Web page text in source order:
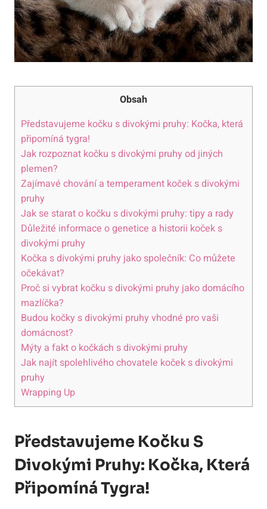
Obsah
Představujeme kočku s divokými pruhy: Kočka, která
připomíná tygra!
Jak rozpoznat kočku s divokými pruhy od jiných
plemen?
Zajímavé chování a temperament koček s divokými
pruhy
Jak se starat o kočku s divokými pruhy: tipy a rady
Důležité informace o genetice a historii koček s
divokými pruhy
Kočka s divokými pruhy jako společník: Co můžete
očekávat?
Proč si vybrat kočku s divokými pruhy jako domácího
mazlíčka?
Budou kočky s divokými pruhy vhodné pro vaši
domácnost?
Mýty a fakt o kočkách s divokými pruhy
Jak najít spolehlivého chovatele koček s divokými
pruhy
Wrapping Up
Představujeme Kočku S
Divokými Pruhy: Kočka, Která
Připomíná Tygra!